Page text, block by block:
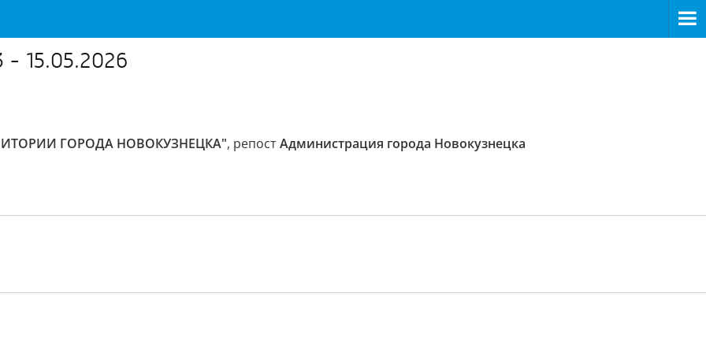
- 15.05.2026
ГОРОДА НОВОКУЗНЕЦКА", репостАдминистрация города Новокузнецка